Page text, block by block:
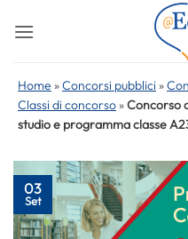
Home »Concorsi pubblici »
Classi di concorso »Concorso
studio e programma classe
03
Set